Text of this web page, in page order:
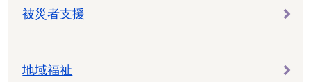
被災者支援
地域福祉